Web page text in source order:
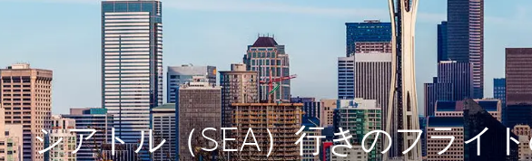
シアトル（SEA）行きのフライ